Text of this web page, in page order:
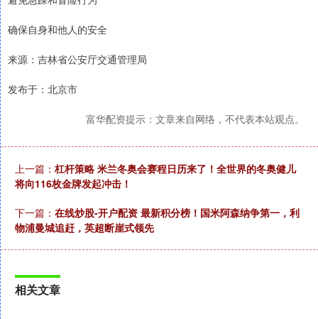
确保自身和他人的安全
来源：吉林省公安厅交通管理局
发布于：北京市
富华配资提示：文章来自网络，不代表本站观点。
上一篇： 杠杆策略 米兰冬奥会赛程日历来了！全世界的冬奥健儿
将向116枚金牌发起冲击！
下一篇： 在线炒股-开户配资 最新积分榜！国米阿森纳争第一，利
物浦曼城追赶，英超断崖式领先
相关文章